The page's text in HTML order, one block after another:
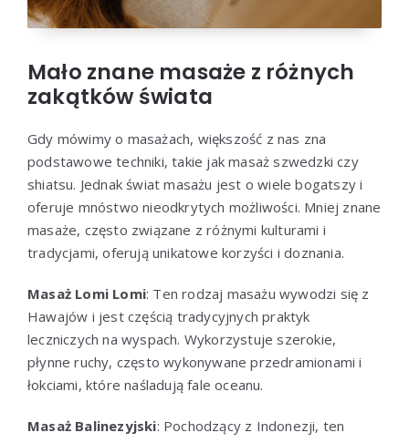
Mało znane masaże z różnych
zakątków świata
Gdy mówimy o masażach, większość z nas zna
podstawowe techniki, takie jak masaż szwedzki czy
shiatsu. Jednak świat masażu jest o wiele bogatszy i
oferuje mnóstwo nieodkrytych możliwości. Mniej znane
masaże, często związane z różnymi kulturami i
tradycjami, oferują unikatowe korzyści i doznania.
Masaż Lomi Lomi: Ten rodzaj masażu wywodzi się z
Hawajów i jest częścią tradycyjnych praktyk
leczniczych na wyspach. Wykorzystuje szerokie,
płynne ruchy, często wykonywane przedramionami i
łokciami, które naśladują fale oceanu.
Masaż Balinezyjski: Pochodzący z Indonezji, ten